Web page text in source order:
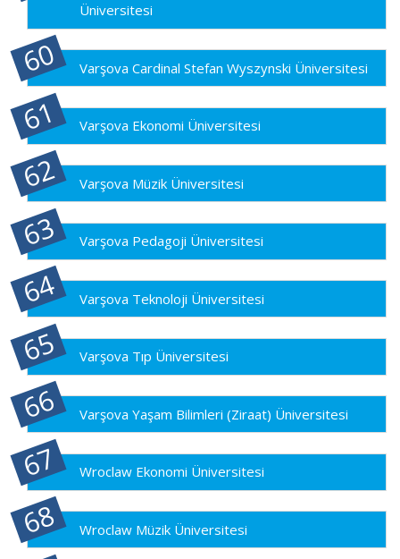
Üniversitesi
Varşova Cardinal Stefan Wyszynski Üniversitesi
Varşova Ekonomi Üniversitesi
Varşova Müzik Üniversitesi
Varşova Pedagoji Üniversitesi
Varşova Teknoloji Üniversitesi
Varşova Tıp Üniversitesi
Varşova Yaşam Bilimleri (Ziraat) Üniversitesi
Wroclaw Ekonomi Üniversitesi
Wroclaw Müzik Üniversitesi